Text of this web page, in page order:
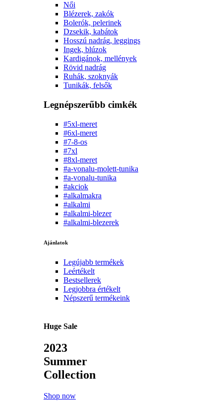
Női
Blézerek, zakók
Bolerók, pelerinek
Dzsekik, kabátok
Hosszú nadrág, leggings
Ingek, blúzok
Kardigánok, mellények
Rövid nadrág
Ruhák, szoknyák
Tunikák, felsők
Legnépszerűbb cimkék
#5xl-meret
#6xl-meret
#7-8-os
#7xl
#8xl-meret
#a-vonalu-molett-tunika
#a-vonalu-tunika
#akciok
#alkalmakra
#alkalmi
#alkalmi-blezer
#alkalmi-blezerek
Ajánlatok
Legújabb termékek
Leértékelt
Bestsellerek
Legjobbra értékelt
Népszerű termékeink
Huge Sale
2023
Summer
Collection
Shop now